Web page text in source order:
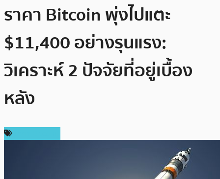
ราคา Bitcoin พุ่งไปแตะ
$11,400 อย่างรุนแรง:
วิเคราะห์ 2 ปัจจัยที่อยู่เบื้อง
หลัง